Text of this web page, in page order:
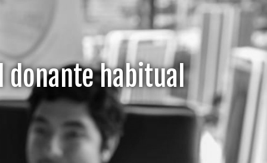
donante habitual